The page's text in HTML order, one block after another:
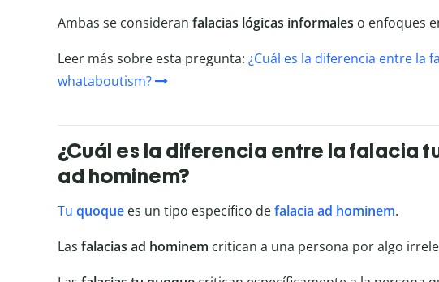
Ambas se consideran falacias lógicas informales o enfoques
Leer más sobre esta pregunta: ¿Cuál es la diferencia entre la
whataboutism?
¿Cuál es la diferencia entre la falacia
ad hominem?
Tu quoque es un tipo específico defalacia ad hominem.
Las falacias ad hominem critican a una persona por algo